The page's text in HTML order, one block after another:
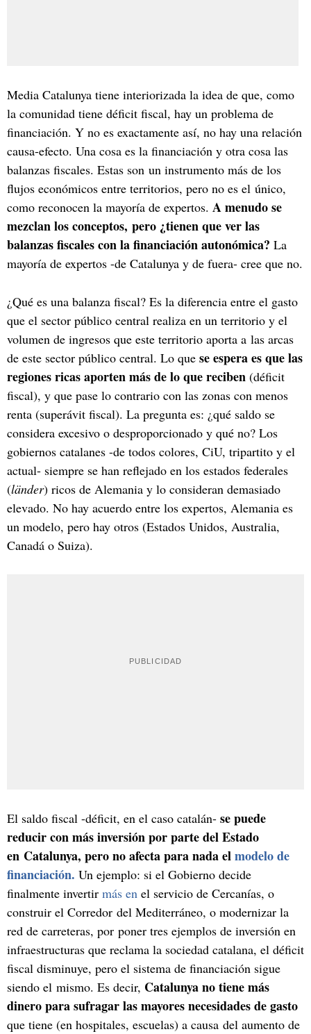
Media Catalunya tiene interiorizada la idea de que, como
la comunidad tiene déficit fiscal, hay un problema de
financiación. Y no es exactamente así, no hay una relación
causa-efecto. Una cosa es la financiación y otra cosa las
balanzas fiscales. Estas son un instrumento más de los
flujos económicos entre territorios, pero no es el único,
como reconocen la mayoría de expertos. A menudo se
mezclan los conceptos, pero ¿tienen que ver las
balanzas fiscales con la financiación autonómica? La
mayoría de expertos -de Catalunya y de fuera- cree que no.
¿Qué es una balanza fiscal? Es la diferencia entre el gasto
que el sector público central realiza en un territorio y el
volumen de ingresos que este territorio aporta a las arcas
de este sector público central. Lo que se espera es que las
regiones ricas aporten más de lo que reciben (déficit
fiscal), y que pase lo contrario con las zonas con menos
renta (superávit fiscal). La pregunta es: ¿qué saldo se
considera excesivo o desproporcionado y qué no? Los
gobiernos catalanes -de todos colores, CiU, tripartito y el
actual- siempre se han reflejado en los estados federales
(länder) ricos de Alemania y lo consideran demasiado
elevado. No hay acuerdo entre los expertos, Alemania es
un modelo, pero hay otros (Estados Unidos, Australia,
Canadá o Suiza).
El saldo fiscal -déficit, en el caso catalán- se puede
reducir con más inversión por parte del Estado
en Catalunya, pero no afecta para nada elmodelo de
financiación. Un ejemplo: si el Gobierno decide
finalmente invertir más en el servicio de Cercanías, o
construir el Corredor del Mediterráneo, o modernizar la
red de carreteras, por poner tres ejemplos de inversión en
infraestructuras que reclama la sociedad catalana, el déficit
fiscal disminuye, pero el sistema de financiación sigue
siendo el mismo. Es decir, Catalunya no tiene más
dinero para sufragar las mayores necesidades de gasto
que tiene (en hospitales, escuelas) a causa del aumento de